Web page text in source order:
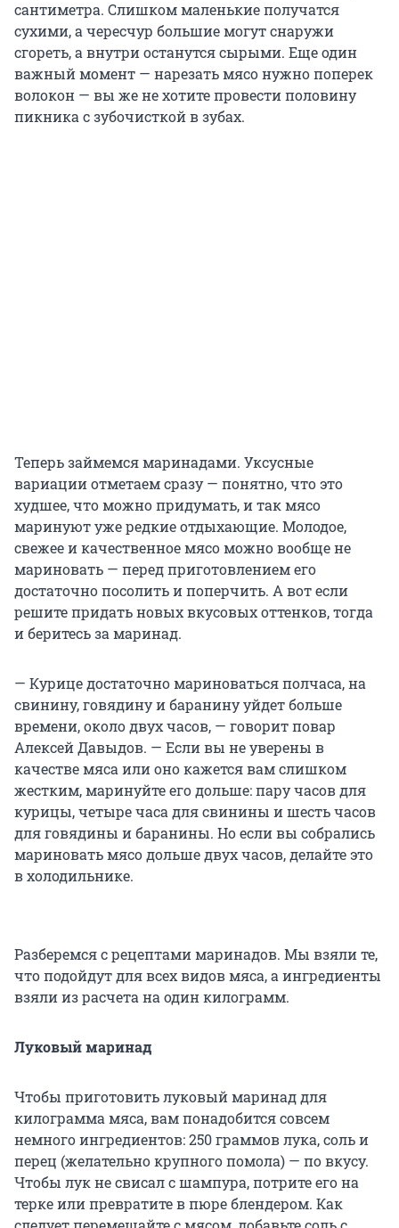
сантиметра. Слишком маленькие получатся
сухими, а чересчур большие могут снаружи
сгореть, а внутри останутся сырыми. Еще один
важный момент — нарезать мясо нужно поперек
волокон — вы же не хотите провести половину
пикника с зубочисткой в зубах.
Теперь займемся маринадами. Уксусные
вариации отметаем сразу — понятно, что это
худшее, что можно придумать, и так мясо
маринуют уже редкие отдыхающие. Молодое,
свежее и качественное мясо можно вообще не
мариновать — перед приготовлением его
достаточно посолить и поперчить. А вот если
решите придать новых вкусовых оттенков, тогда
и беритесь за маринад.
— Курице достаточно мариноваться полчаса, на
свинину, говядину и баранину уйдет больше
времени, около двух часов, — говорит повар
Алексей Давыдов. — Если вы не уверены в
качестве мяса или оно кажется вам слишком
жестким, маринуйте его дольше: пару часов для
курицы, четыре часа для свинины и шесть часов
для говядины и баранины. Но если вы собрались
мариновать мясо дольше двух часов, делайте это
в холодильнике.
Разберемся с рецептами маринадов. Мы взяли те,
что подойдут для всех видов мяса, а ингредиенты
взяли из расчета на один килограмм.
Луковый маринад
Чтобы приготовить луковый маринад для
килограмма мяса, вам понадобится совсем
немного ингредиентов: 250 граммов лука, соль и
перец (желательно крупного помола) — по вкусу.
Чтобы лук не свисал с шампура, потрите его на
терке или превратите в пюре блендером. Как